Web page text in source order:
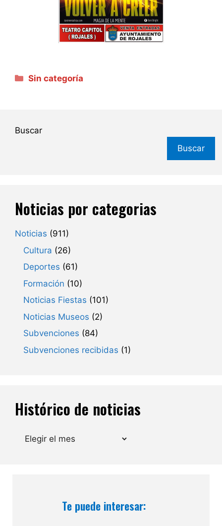
Categorías
Sin categoría
Buscar
Buscar
Noticias por categorias
Noticias (911)
Cultura (26)
Deportes (61)
Formación (10)
Noticias Fiestas (101)
Noticias Museos (2)
Subvenciones (84)
Subvenciones recibidas (1)
Histórico de noticias
Archivos
Te puede interesar: